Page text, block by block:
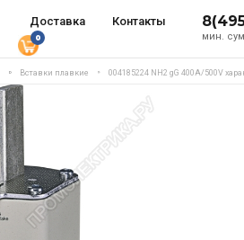
Доставка Контакты
мин.
0
Вставки плавкие 004185224 NH2 gG 400A/500V